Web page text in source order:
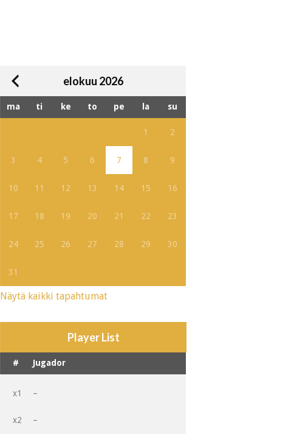
elokuu 2026
ma ti ke to pe la su
1 2
3 4 5 6 7 8 9
10 11 12 13 14 15 16
17 18 19 20 21 22 23
24 25 26 27 28 29 30
31
Näytä kaikki tapahtumat
Player List
# Jugador
x1 –
x2 –